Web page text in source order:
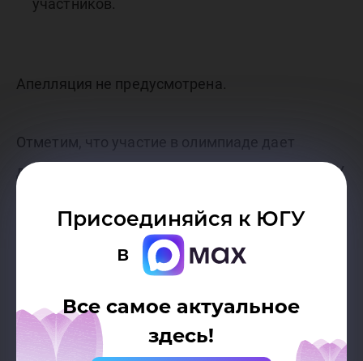
Присоединяйся к ЮГУ
в
Все самое актуальное
здесь!
участников.
Апелляция не предусмотрена.
Отметим, что участие в олимпиаде дает
дополнительные баллы при поступлении в ЮГУ